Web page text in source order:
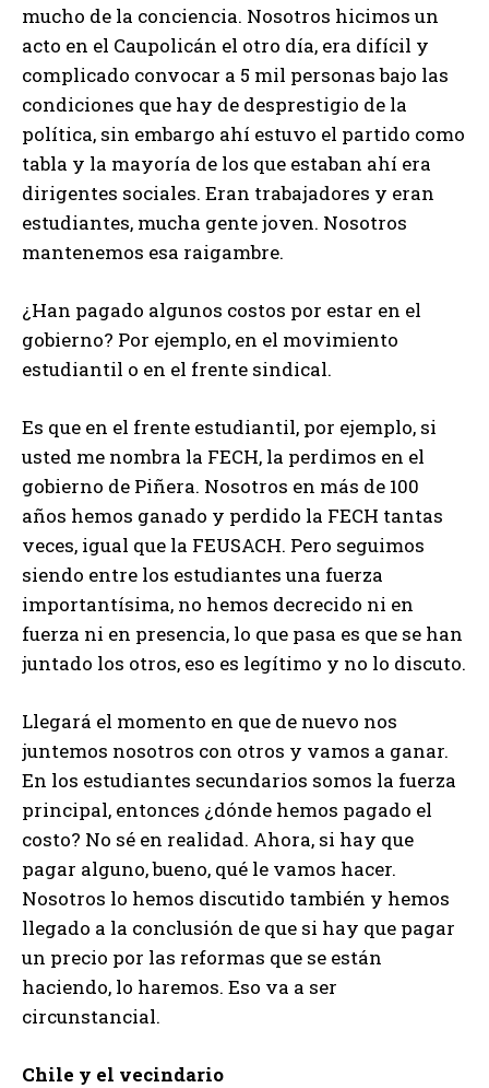
mucho de la conciencia. Nosotros hicimos un
acto en el Caupolicán el otro día, era difícil y
complicado convocar a 5 mil personas bajo las
condiciones que hay de desprestigio de la
política, sin embargo ahí estuvo el partido como
tabla y la mayoría de los que estaban ahí era
dirigentes sociales. Eran trabajadores y eran
estudiantes, mucha gente joven. Nosotros
mantenemos esa raigambre.
¿Han pagado algunos costos por estar en el
gobierno? Por ejemplo, en el movimiento
estudiantil o en el frente sindical.
Es que en el frente estudiantil, por ejemplo, si
usted me nombra la FECH, la perdimos en el
gobierno de Piñera. Nosotros en más de 100
años hemos ganado y perdido la FECH tantas
veces, igual que la FEUSACH. Pero seguimos
siendo entre los estudiantes una fuerza
importantísima, no hemos decrecido ni en
fuerza ni en presencia, lo que pasa es que se han
juntado los otros, eso es legítimo y no lo discuto.
Llegará el momento en que de nuevo nos
juntemos nosotros con otros y vamos a ganar.
En los estudiantes secundarios somos la fuerza
principal, entonces ¿dónde hemos pagado el
costo? No sé en realidad. Ahora, si hay que
pagar alguno, bueno, qué le vamos hacer.
Nosotros lo hemos discutido también y hemos
llegado a la conclusión de que si hay que pagar
un precio por las reformas que se están
haciendo, lo haremos. Eso va a ser
circunstancial.
Chile y el vecindario